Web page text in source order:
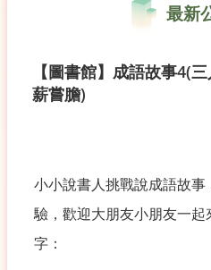
最新
【圖書館】成語故事4(
薪嘗膽)
小小說書人挑戰說成語故事
驗，歡迎大朋友小朋友一
字：